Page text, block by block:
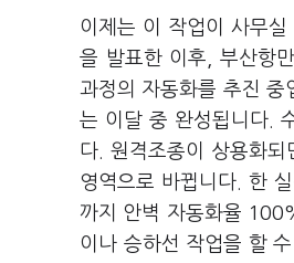
이제는 이 작업이 사무
을 발표한 이후, 부산항
과정의 자동화를 추진 중
는 이달 중 완성됩니다.
다. 원격조종이 상용화
영역으로 바뀝니다. 한
까지 안벽 자동화율
이나 승하선 작업을 할